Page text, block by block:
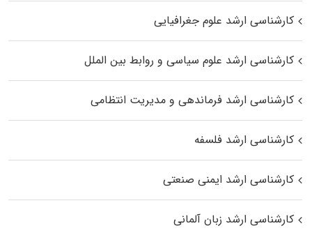
کارشناسی ارشد علوم جغرافیایی
کارشناسی ارشد علوم سیاسی و روابط بین الملل
کارشناسی ارشد فرماندهی و مدیریت انتظامی
کارشناسی ارشد فلسفه
کارشناسی ارشد ایمنی صنعتی
کارشناسی ارشد زبان آلمانی